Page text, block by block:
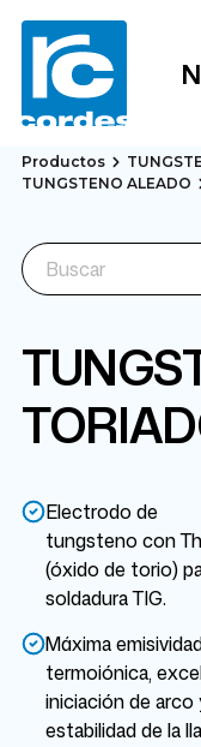
Productos
TUNGSTENO ALEADO
Electrodo de
tungsteno con
(óxido de torio)
soldadura TIG.
Máxima
termoiónica,
iniciación de arco
estabilidad de la